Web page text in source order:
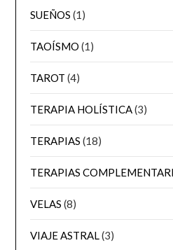
SUEÑOS (1)
TAOÍSMO (1)
TAROT (4)
TERAPIA HOLÍSTICA(3)
TERAPIAS (18)
TERAPIAS
VELAS (8)
VIAJE ASTRAL(3)